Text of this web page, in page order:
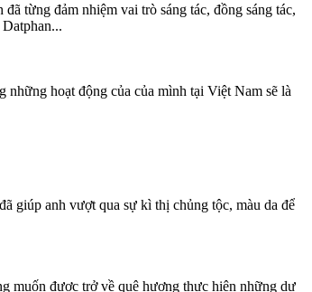
từng đảm nhiệm vai trò sáng tác, đồng sáng tác,
hoạt động của của mình tại Việt Nam sẽ là
giúp anh vượt qua sự k‌ì th‌ị chủ‌ng tộ‌c, màu da để
muốn được trở về quê hương thực hiện những dự